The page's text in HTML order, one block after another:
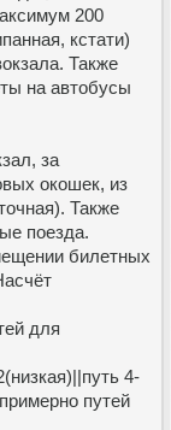
200
кстати)
Также
на автобусы
за
окошек, из
Также
поезда.
билетных
для
4-
путей